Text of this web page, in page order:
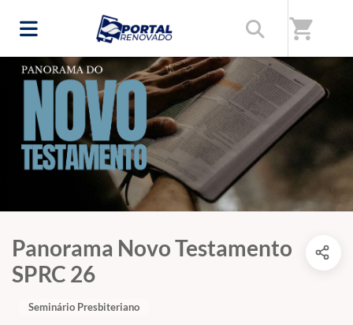
shopping_cart
Panorama Novo Testamento
SPRC 26
Seminário Presbiteriano